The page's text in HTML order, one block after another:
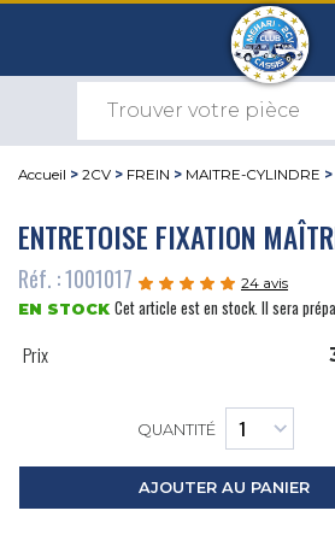
Accueil > 2CV > FREIN > MAITRE-CYLINDRE >
ENTRETOISE FIXATION
Réf. : 1001017 24 avis
EN STOCK Cet article est en stock. Il sera
Prix
QUANTITÉ
AJOUTER AU PANIER